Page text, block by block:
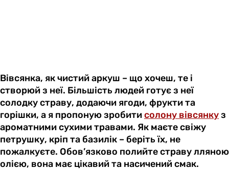
Вівсянка, як чистий аркуш – що хочеш, те і
створюй з неї. Більшість людей готує з неї
солодку страву, додаючи ягоди, фрукти та
горішки, а я пропоную зробитисолону вівсянкуз
ароматними сухими травами. Як маєте свіжу
петрушку, кріп та базилік – беріть їх, не
пожалкуєте. Обов’язково полийте страву лляною
олією, вона має цікавий та насичений смак.